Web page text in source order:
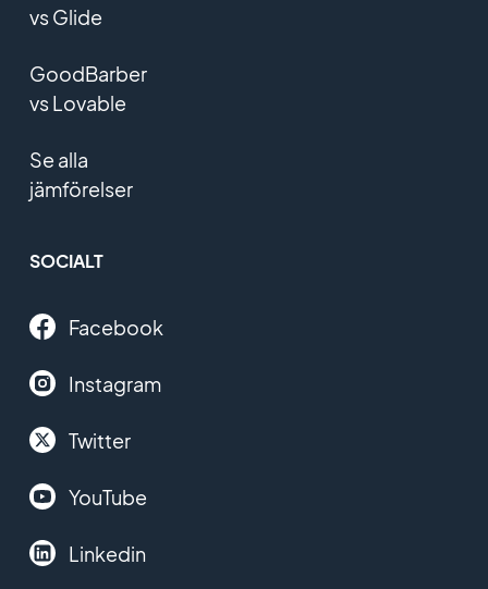
vs Glide
GoodBarber
vs Lovable
Se alla
jämförelser
SOCIALT
Facebook
Instagram
Twitter
YouTube
Linkedin